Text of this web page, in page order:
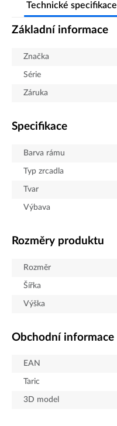
Technické specifikace
Základní informace
Značka
Série
Záruka
Specifikace
Barva rámu
Typ zrcadla
Tvar
Výbava
Rozměry produktu
Rozměr
Šířka
Výška
Obchodní informace
EAN
Taric
3D model